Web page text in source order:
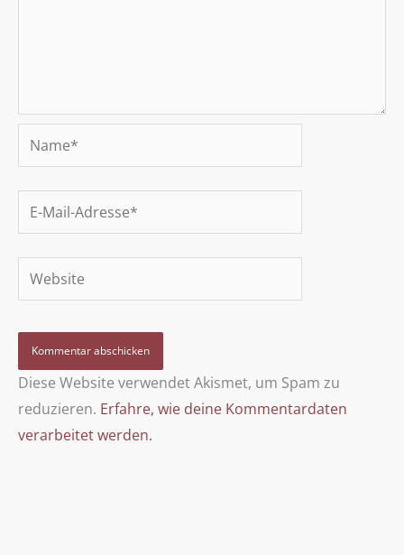
Name*
Mail-
Adresse*
Website
Diese Website verwendet Akismet, um Spam zu
reduzieren. Erfahre, wie deine Kommentardaten
verarbeitet werden.